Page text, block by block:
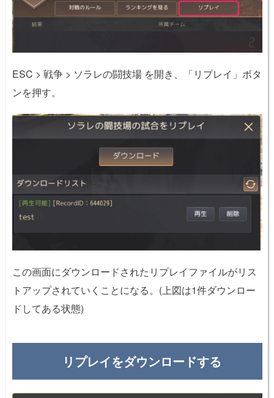
ESC > 戦争 > ソラレの闘技場 を開き、「リプレイ」ボタ
ンを押す。
この画面にダウンロードされたリプレイファイルがリス
トアップされていくことになる。(上図は1件ダウンロー
ドしてある状態)
リプレイをダウンロードする